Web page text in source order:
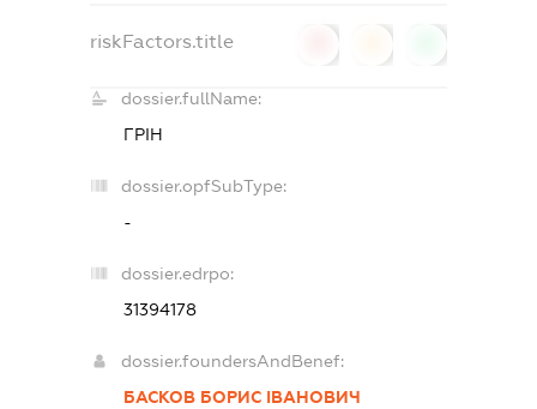
riskFactors.title
dossier.fullName:
ГРІН
dossier.opfSubType:
-
dossier.edrpo:
31394178
dossier.foundersAndBenef:
БАСКОВ БОРИС ІВАНОВИЧ